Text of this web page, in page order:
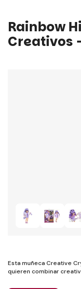
Rainbow
Creativos
Esta muñeca Creative
quieren combinar